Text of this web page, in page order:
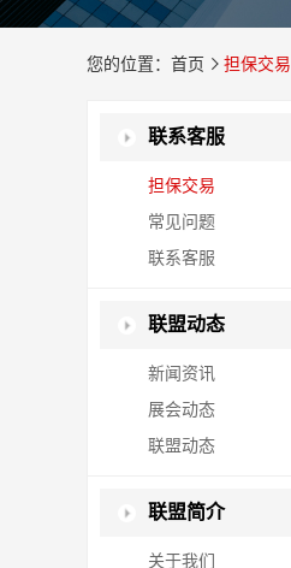
您的位置：首页 担保交易
联系客服
担保交易
常见问题
联系客服
联盟动态
新闻资讯
展会动态
联盟动态
联盟简介
关于我们